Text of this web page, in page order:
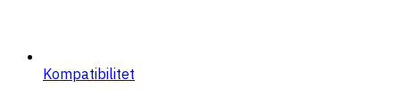
Kompatibilitet